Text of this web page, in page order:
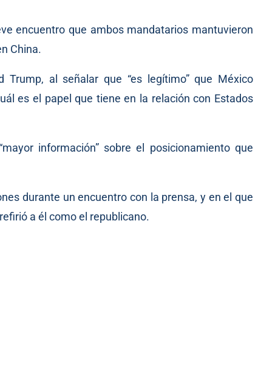
encuentro que ambos mandatarios mantuvieron
China.
al señalar que “es legítimo” que México
es el papel que tiene en la relación con Estados
información” sobre el posicionamiento que
durante un encuentro con la prensa, y en el que
a él como el republicano.